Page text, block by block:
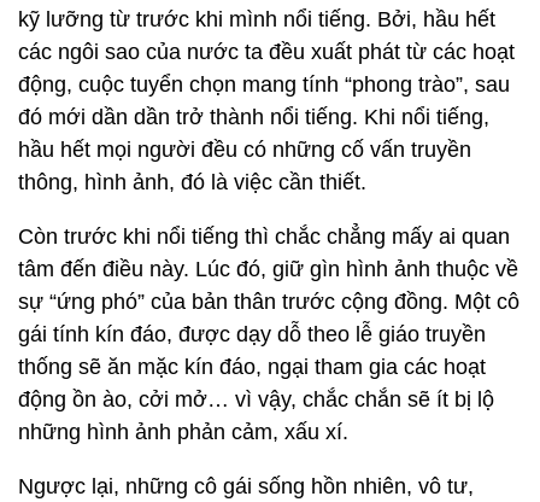
kỹ lưỡng từ trước khi mình nổi tiếng. Bởi, hầu hết
các ngôi sao của nước ta đều xuất phát từ các hoạt
động, cuộc tuyển chọn mang tính “phong trào”, sau
đó mới dần dần trở thành nổi tiếng. Khi nổi tiếng,
hầu hết mọi người đều có những cố vấn truyền
thông, hình ảnh, đó là việc cần thiết.
Còn trước khi nổi tiếng thì chắc chẳng mấy ai quan
tâm đến điều này. Lúc đó, giữ gìn hình ảnh thuộc về
sự “ứng phó” của bản thân trước cộng đồng. Một cô
gái tính kín đáo, được dạy dỗ theo lễ giáo truyền
thống sẽ ăn mặc kín đáo, ngại tham gia các hoạt
động ồn ào, cởi mở… vì vậy, chắc chắn sẽ ít bị lộ
những hình ảnh phản cảm, xấu xí.
Ngược lại, những cô gái sống hồn nhiên, vô tư,